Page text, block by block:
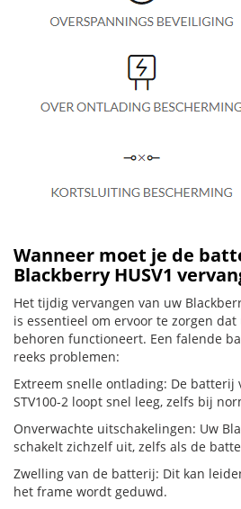
Wanneer moet je de
Blackberry HUSV1
Het tijdig vervangen van uw
is essentieel om ervoor te zorgen
behoren functioneert. Een falende
reeks problemen:
Extreem snelle ontlading: De batterij
STV100-2 loopt snel leeg, zelfs bij
Onverwachte uitschakelingen: Uw
schakelt zichzelf uit, zelfs als de
Zwelling van de batterij: Dit kan
het frame wordt geduwd.